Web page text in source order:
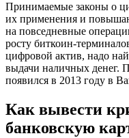
Принимаемые законы о
их применения и
на повседневные
росту биткоин-
цифровой актив, надо
выдачи наличных денег.
появился в 2013 году в
Как вывести
банковскую